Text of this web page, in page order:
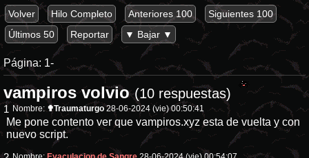
Volver Hilo Completo Anteriores 100
Siguientes 100
Últimos 50
Reportar ▼ Bajar ▼
Página: 1-
vampiros volvio(10 respuestas)
1 Nombre: ✟Traumaturgo 28-06-2024 (vie) 00:50:41
Me pone contento ver que vampiros.xyz esta de vuelta y con
nuevo script.